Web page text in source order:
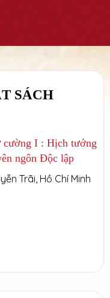
SÁCH
cường I : Hịch tướng
ngôn Độc lập
Trãi, Hồ Chí Minh